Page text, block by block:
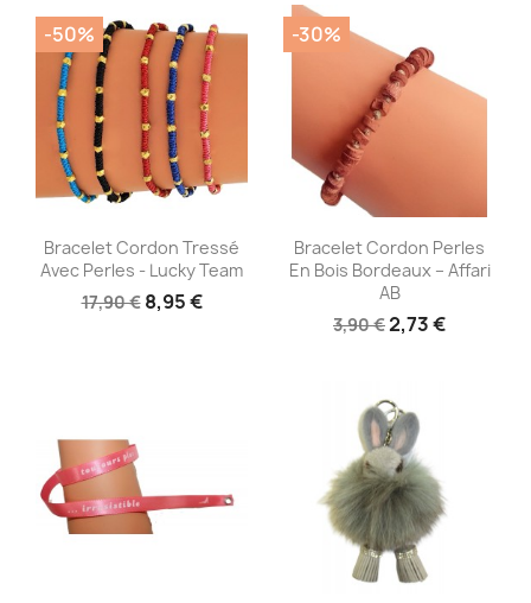
Aperçu rapide
Bracelet Cordon Tressé
Avec Perles - Lucky Team
17,90 € 8,95 €
-50%
Aperçu rapide
Bracelet Cordon Perles
En Bois Bordeaux – Affari
AB
3,90 €2,73 €
-30%